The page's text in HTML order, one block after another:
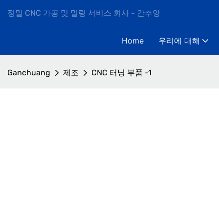
정밀 CNC 가공 및 밀링 서비스 회사 - 간추앙
Home 우리에 대해
Ganchuang 제조 CNC 터닝 부품 -1